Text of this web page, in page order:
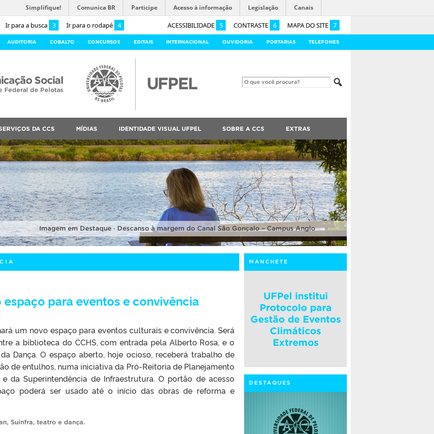
Ir para a busca 3 Ir para o rodapé 4 ACESSIBILIDADE 5 CONTRASTE 6 MAPA DO SITE 7
Simplifique! Comunica BR Participe Acesso à informação Legislação Canais
AUDITORIA COBALTO CONCURSOS EDITAIS INTERNACIONAL OUVIDORIA PORTARIAS TELEFONES
Social
Federal de Pelotas
DA CCS MÍDIAS IDENTIDADE VISUAL UFPEL SOBRE A CCS EXTRAS
Imagem em Destaque · Descanso à margem do Canal São Gonçalo – Campus Anglo
para eventos e convivência
um novo espaço para eventos culturais e convivência. Será
a biblioteca do CCHS, com entrada pela Alberto Rosa, e o
Dança. O espaço aberto, hoje ocioso, receberá trabalho de
de entulhos, numa iniciativa da Pró-Reitoria de Planejamento
da Superintendência de Infraestrutura. O portão de acesso
poderá ser usado até o início das obras de reforma e
, Suinfra, teatro e dança.
MANCHETE
UFPel institui
Protocolo para
Gestão de Eventos
Climáticos
Extremos
DESTAQUES